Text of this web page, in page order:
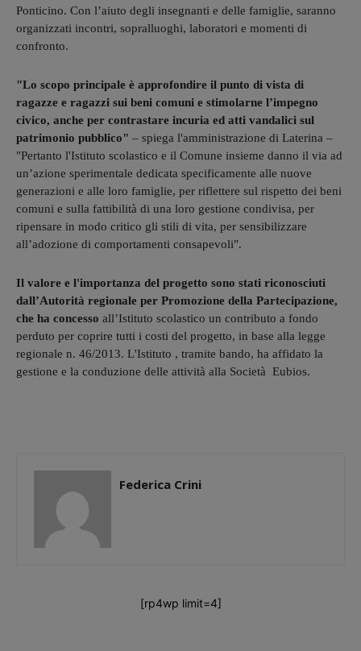
Ponticino. Con l’aiuto degli insegnanti e delle famiglie, saranno
organizzati incontri, sopralluoghi, laboratori e momenti di
confronto.
"Lo scopo principale è approfondire il punto di vista di
ragazze e ragazzi sui beni comuni e stimolarne l’impegno
civico, anche per contrastare incuria ed atti vandalici sul
patrimonio pubblico" – spiega l'amministrazione di Laterina –
"Pertanto l'Istituto scolastico e il Comune insieme danno il via ad
un’azione sperimentale dedicata specificamente alle nuove
generazioni e alle loro famiglie, per riflettere sul rispetto dei beni
comuni e sulla fattibilità di una loro gestione condivisa, per
ripensare in modo critico gli stili di vita, per sensibilizzare
all’adozione di comportamenti consapevoli".
Il valore e l'importanza del progetto sono stati riconosciuti
dall’Autorità regionale per Promozione della Partecipazione,
che ha concesso all’Istituto scolastico un contributo a fondo
perduto per coprire tutti i costi del progetto, in base alla legge
regionale n. 46/2013. L'Istituto , tramite bando, ha affidato la
gestione e la conduzione delle attività alla Società Eubios.
Federica Crini
[rp4wp limit=4]